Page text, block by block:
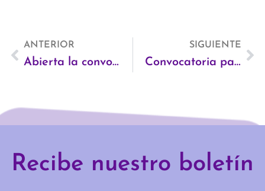
AntANTERIOR
Abierta la convocatoria consultoría para la prestación de servicios web del proyecto Roots4Rights (II)
SIGUIENTE
Convocatoria para consultoría Radix: persona o equipo experto en fortalecimiento de capacidades en liderazgos conscientes, plurales e inclusivos.
Recibe nuestro boletín